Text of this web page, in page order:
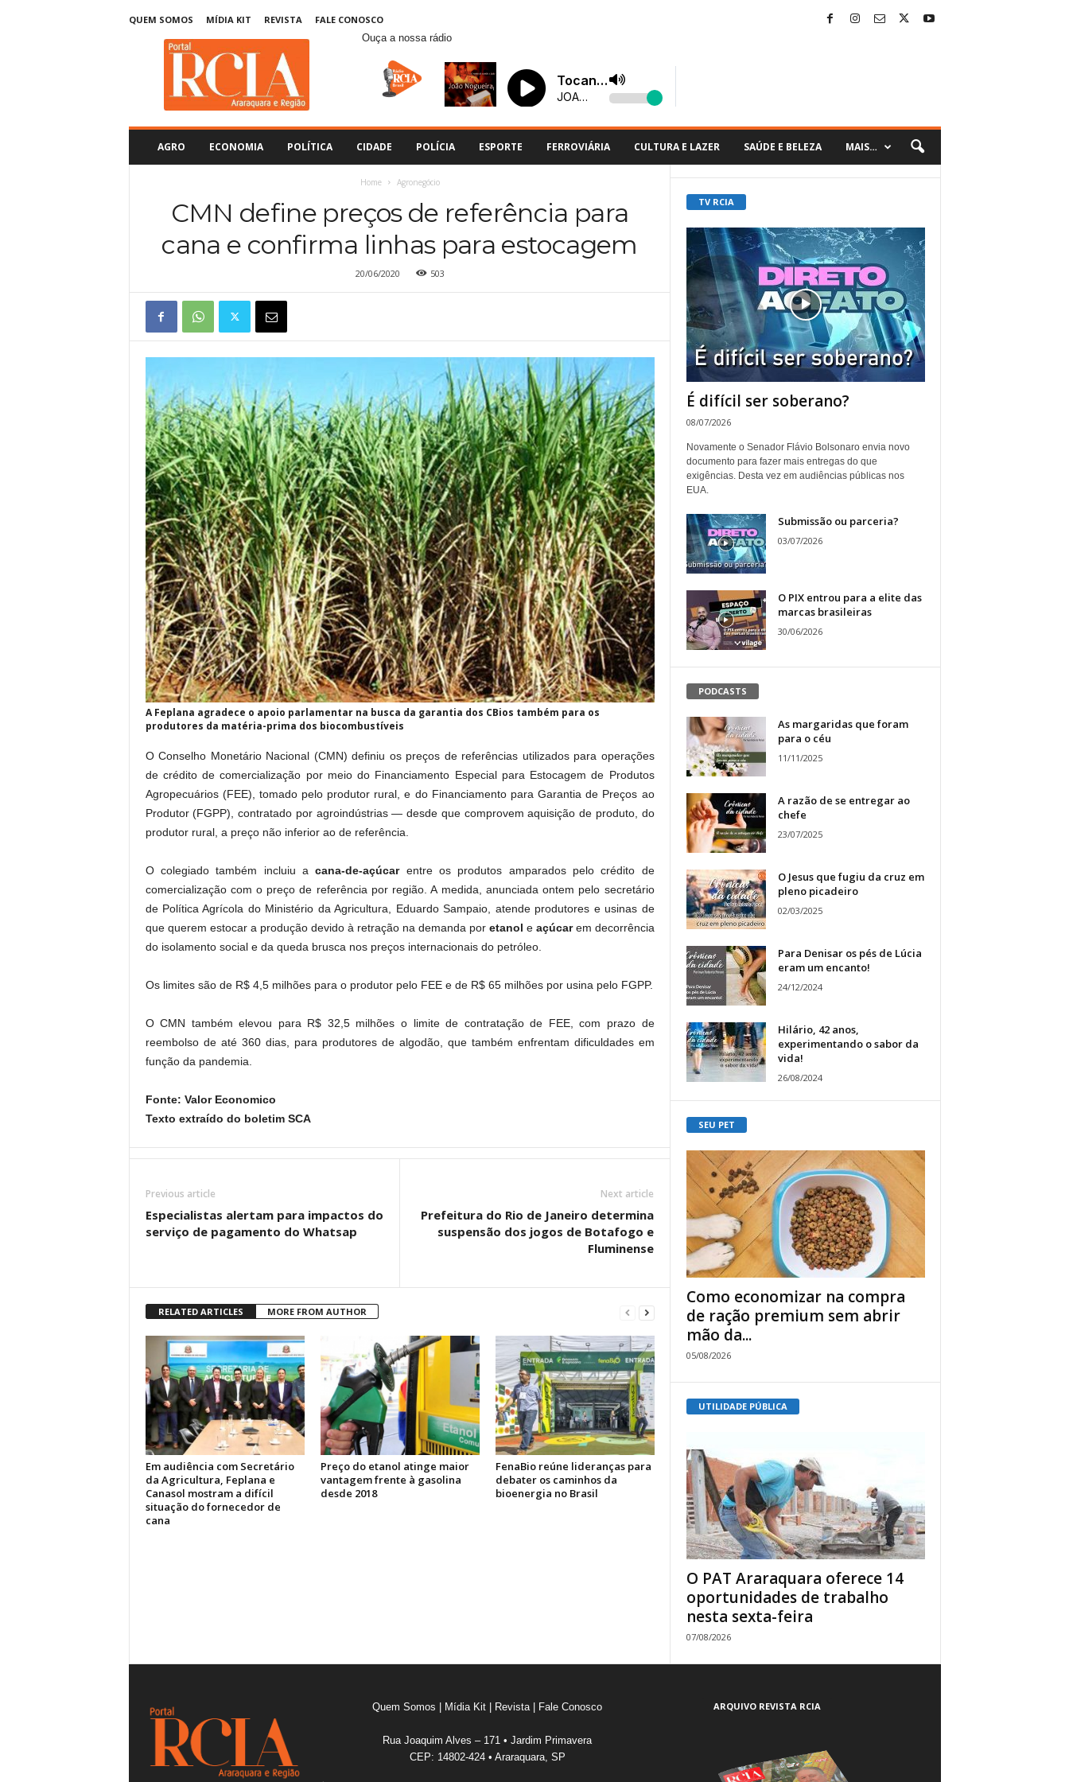
QUEM SOMOS MÍDIA KIT REVISTA
FALE CONOSCO
Ouça a nossa rádio
AGRO ECONOMIA POLÍTICA CIDADE POLÍCIA ESPORTE FERROVIÁRIA CULTURA E LAZER SAÚDE E BELEZA MAIS…
Home Agronegócio
CMN define preços de referência para
cana e confirma linhas para estocagem
20/06/2020 503
A Feplana agradece o apoio parlamentar na busca da garantia dos CBios também para os
produtores da matéria-prima dos biocombustíveis
O Conselho Monetário Nacional (CMN) definiu os preços de referências utilizados para operações
de crédito de comercialização por meio do Financiamento Especial para Estocagem de Produtos
Agropecuários (FEE), tomado pelo produtor rural, e do Financiamento para Garantia de Preços ao
Produtor (FGPP), contratado por agroindústrias — desde que comprovem aquisição de produto, do
produtor rural, a preço não inferior ao de referência.
O colegiado também incluiu acana-de-açúcarentre os produtos amparados pelo crédito de
comercialização com o preço de referência por região. A medida, anunciada ontem pelo secretário
de Política Agrícola do Ministério da Agricultura, Eduardo Sampaio, atende produtores e usinas de
que querem estocar a produção devido à retração na demanda por etanol e açúcarem decorrência
do isolamento social e da queda brusca nos preços internacionais do petróleo.
Os limites são de R$ 4,5 milhões para o produtor pelo FEE e de R$ 65 milhões por usina pelo FGPP.
O CMN também elevou para R$ 32,5 milhões o limite de contratação de FEE, com prazo de
reembolso de até 360 dias, para produtores de algodão, que também enfrentam dificuldades em
função da pandemia.
Fonte: Valor Economico
Texto extraído do boletim SCA
Previous article
Especialistas alertam para impactos do
serviço de pagamento do Whatsap
Next article
Prefeitura do Rio de Janeiro determina
suspensão dos jogos de Botafogo e
Fluminense
RELATED ARTICLES MORE FROM AUTHOR
Em audiência com Secretário
da Agricultura, Feplana e
Canasol mostram a difícil
situação do fornecedor de
cana
Preço do etanol atinge maior
vantagem frente à gasolina
desde 2018
FenaBio reúne lideranças para
debater os caminhos da
bioenergia no Brasil
TV RCIA
É difícil ser soberano?
08/07/2026
Novamente o Senador Flávio Bolsonaro envia novo
documento para fazer mais entregas do que
exigências. Desta vez em audiências públicas nos
EUA.
Submissão ou parceria?
03/07/2026
O PIX entrou para a elite das
marcas brasileiras
30/06/2026
PODCASTS
As margaridas que foram
para o céu
11/11/2025
A razão de se entregar ao
chefe
23/07/2025
O Jesus que fugiu da cruz em
pleno picadeiro
02/03/2025
Para Denisar os pés de Lúcia
eram um encanto!
24/12/2024
Hilário, 42 anos,
experimentando o sabor da
vida!
26/08/2024
SEU PET
Como economizar na compra
de ração premium sem abrir
mão da...
05/08/2026
UTILIDADE PÚBLICA
O PAT Araraquara oferece 14
oportunidades de trabalho
nesta sexta-feira
07/08/2026
Quem Somos | Mídia Kit | Revista | Fale Conosco
Rua Joaquim Alves – 171 • Jardim Primavera
CEP: 14802-424 • Araraquara, SP
ARQUIVO REVISTA RCIA